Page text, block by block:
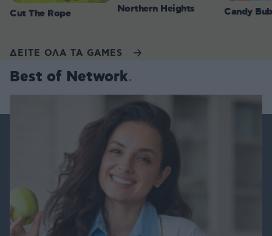
Cut The Rope Northern Heights Candy
ΔΕΙΤΕ ΟΛΑ ΤΑ GAMES
Best of Network